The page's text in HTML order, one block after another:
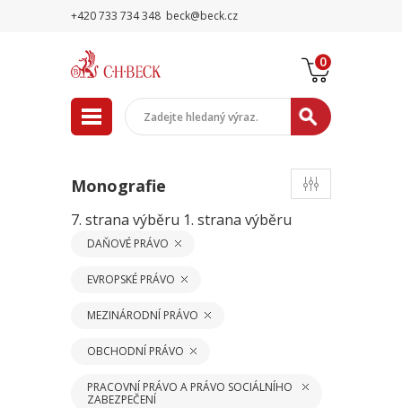
+420 733 734 348 beck@beck.cz
0
Monografie
7. strana výběru 1. strana výběru
DAŇOVÉ PRÁVO
EVROPSKÉ PRÁVO
MEZINÁRODNÍ PRÁVO
OBCHODNÍ PRÁVO
PRACOVNÍ PRÁVO A PRÁVO SOCIÁLNÍHO
ZABEZPEČENÍ